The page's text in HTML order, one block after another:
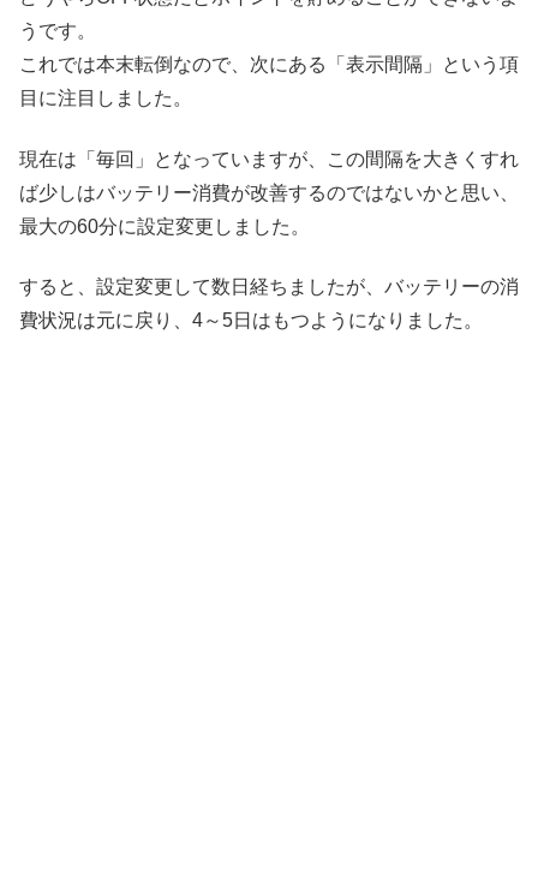
うです。
これでは本末転倒なので、次にある「表示間隔」という項
目に注目しました。
現在は「毎回」となっていますが、この間隔を大きくすれ
ば少しはバッテリー消費が改善するのではないかと思い、
最大の60分に設定変更しました。
すると、設定変更して数日経ちましたが、バッテリーの消
費状況は元に戻り、4～5日はもつようになりました。